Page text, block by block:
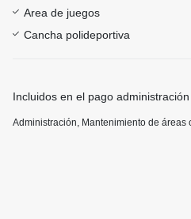
Area de juegos
Cancha polideportiva
Incluidos en el pago administración
Administración, Mantenimiento de áreas